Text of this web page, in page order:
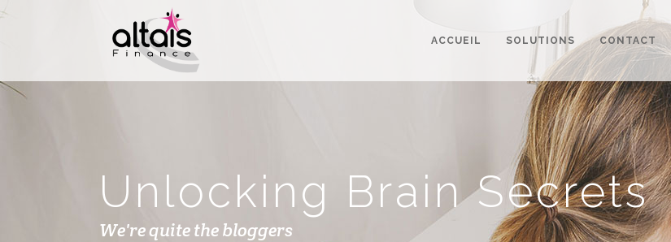
ACCUEIL SOLUTIONS CONTACT
Unlocking Brain Secrets
We're quite the bloggers